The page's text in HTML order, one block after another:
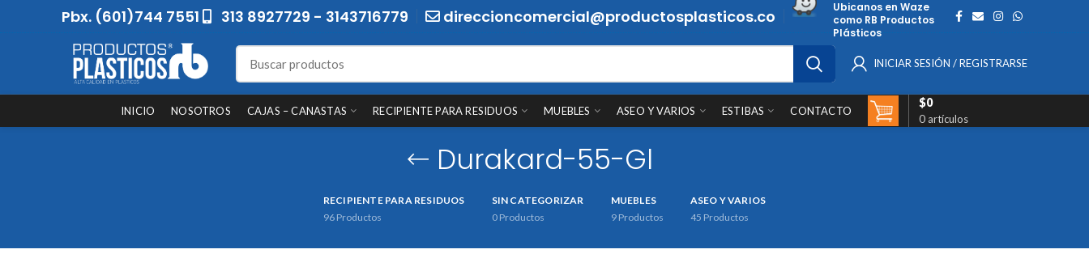
Pbx. (601)744 7551 313 8927729 - 3143716779 direccioncomercial@productosplasticos.co
Ubicanos en Waze
como RB Productos
Plásticos
INICIAR SESIÓN / REGISTRARSE
INICIO NOSOTROS CAJAS – CANASTAS RECIPIENTE PARA RESIDUOS MUEBLES ASEO Y VARIOS ESTIBAS CONTACTO
0 artículos
$0
Durakard-55-Gl
RECIPIENTE PARA RESIDUOS
96 Productos
SIN CATEGORIZAR
0 Productos
MUEBLES
9 Productos
ASEO Y VARIOS
45 Productos